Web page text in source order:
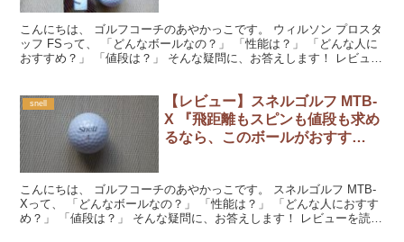
こんにちは、 ゴルフコーチのあやかっこです。 ウィルソン プロスタ
ッフ FSって、 「どんなボールなの？」 「性能は？」 「どんな人に
おすすめ？」 「値段は？」 そんな疑問に、お答えします！ レビュー
snell
【レビュー】スネルゴルフ MTB-
X 『飛距離もスピンも値段も求め
るなら、このボールがおすす
こんにちは、 ゴルフコーチのあやかっこです。 スネルゴルフ MTB-
Xって、 「どんなボールなの？」 「性能は？」 「どんな人におすす
め？」 「値段は？」 そんな疑問に、お答えします！ レビューを読ん